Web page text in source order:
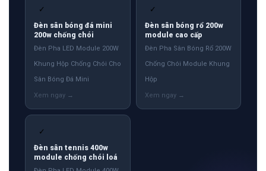
✓
Đèn sân bóng đá mini
200w chống chói
Đèn Pha LED Module 200W
Khung Hộp Chống Chói Cho
Sân Bóng Đá Mini
✓
Đèn sân bóng rổ 200w
module cao cấp
Đèn Pha Sân Bóng Rổ 200W
Chống Chói Module Khung
Hộp
✓
Đèn sân tennis 400w
module chống chói loá